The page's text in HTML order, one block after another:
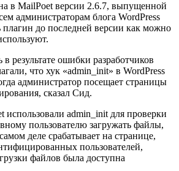
в MailPoet версии 2.6.7, выпущенной
администраторам блога WordPress
плагин до последней версии как можно
в результате ошибки разработчиков
что хук «admin_init» в WordPress
администратор посещает страницы
сказал Сид.
использовали admin_init для проверки
пользователю загружать файлы,
деле срабатывает на странице,
пользователей,
файлов была доступна